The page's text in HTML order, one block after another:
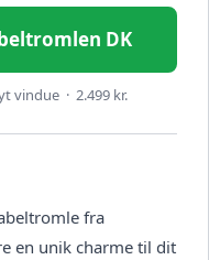
DK
vindue · 2.499 kr.
fra
en unik charme til dit